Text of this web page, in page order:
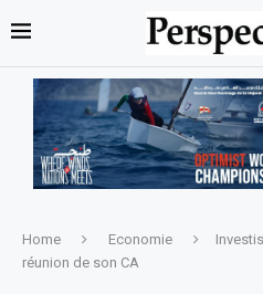
Home Economie
réunion de son CA